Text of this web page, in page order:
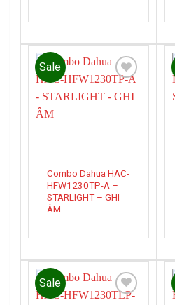
Sale
wishlist
Combo Dahua HAC-
HFW1230TP-A –
STARLIGHT – GHI
ÂM
Sale